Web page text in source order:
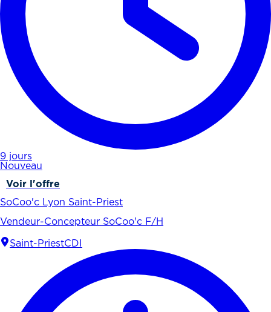
9 jours
Nouveau
Voir l'offre
SoCoo'c Lyon Saint-Priest
Vendeur-Concepteur SoCoo'c F/H
Saint-PriestCDI